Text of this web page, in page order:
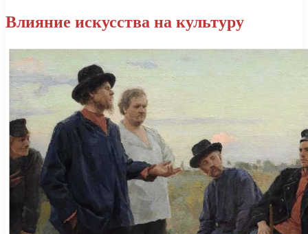
Влияние искусства на культуру